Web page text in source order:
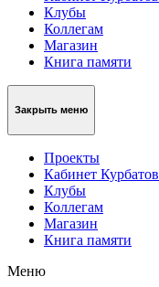
Клубы
Коллегам
Магазин
Книга памяти
Закрыть меню
Проекты
Кабинет
Клубы
Коллегам
Магазин
Книга памяти
Меню